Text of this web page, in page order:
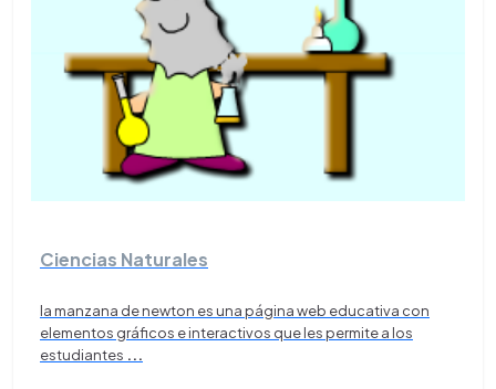
Ciencias Naturales
la manzana de newton es una página web educativa con
elementos gráficos e interactivos que les permite a los
estudiantes ...